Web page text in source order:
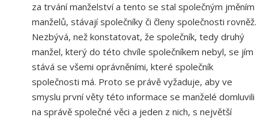
za trvání manželství a tento se stal společným jměním
manželů, stávají společníky či členy společnosti rovněž.
Nezbývá, než konstatovat, že společník, tedy druhý
manžel, který do této chvíle společníkem nebyl, se jím
stává se všemi oprávněními, které společník
společnosti má. Proto se právě vyžaduje, aby ve
smyslu první věty této informace se manželé domluvili
na správě společné věci a jeden z nich, s největší